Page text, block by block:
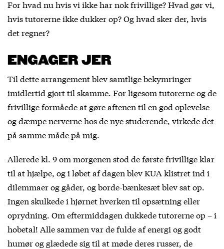
For hvad nu hvis vi ikke har nok frivillige? Hvad gør vi,
hvis tutorerne ikke dukker op? Og hvad sker der, hvis
det regner?
ENGAGER JER
Til dette arrangement blev samtlige bekymringer
imidlertid gjort til skamme. For ligesom tutorerne og de
frivillige formåede at gøre aftenen til en god oplevelse
og dæmpe nerverne hos de nye studerende, virkede det
på samme måde på mig.
Allerede kl. 9 om morgenen stod de første frivillige klar
til at hjælpe, og i løbet af dagen blev KUA klistret ind i
dilemmaer og gåder, og borde-bænkesæt blev sat op.
Ingen skulkede i hjørnet hverken til opsætning eller
oprydning. Om eftermiddagen dukkede tutorerne op – i
hobetal! Alle sammen var de fulde af energi og godt
humør og glædede sig til at møde deres russer, de